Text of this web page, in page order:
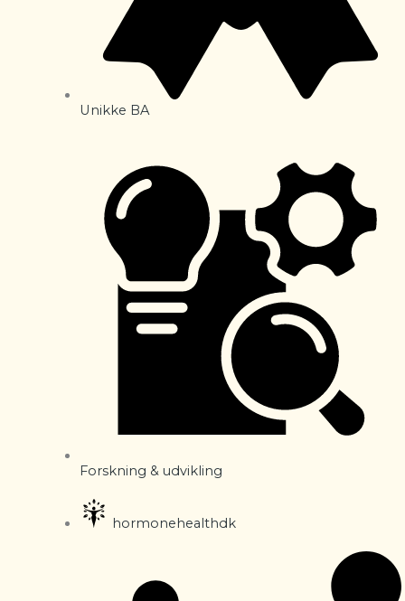
Unikke BA
Forskning & udvikling
hormonehealthdk